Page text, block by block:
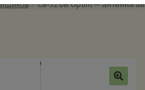
CB-52 DB Optim — антенна